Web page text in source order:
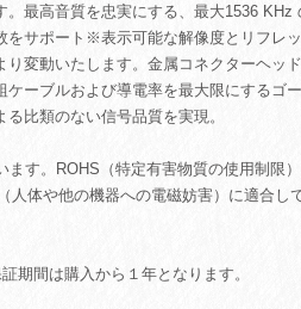
。最高音質を忠実にする、最大1536 KHz
をサポート※表示可能な解像度とリフレ
り変動いたします。金属コネクターヘッ
ケーブルおよび導電率を最大限にするゴ
比類のない信号品質を実現。
ます。ROHS（特定有害物質の使用制限
人体や他の機器への電磁妨害）に適合し
期間は購入から１年となります。